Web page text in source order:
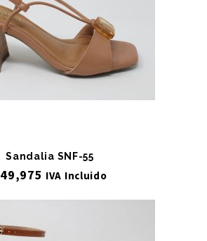
Sandalia SNF-55
49,975 IVA Incluido